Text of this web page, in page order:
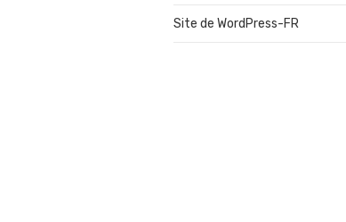
Site de WordPress-FR